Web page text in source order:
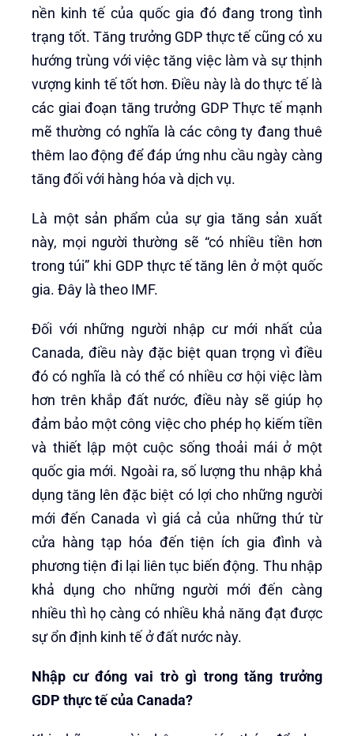
nền kinh tế của quốc gia đó đang trong tình
trạng tốt. Tăng trưởng GDP thực tế cũng có xu
hướng trùng với việc tăng việc làm và sự thịnh
vượng kinh tế tốt hơn. Điều này là do thực tế là
các giai đoạn tăng trưởng GDP Thực tế mạnh
mẽ thường có nghĩa là các công ty đang thuê
thêm lao động để đáp ứng nhu cầu ngày càng
tăng đối với hàng hóa và dịch vụ.
Là một sản phẩm của sự gia tăng sản xuất
này, mọi người thường sẽ “có nhiều tiền hơn
trong túi” khi GDP thực tế tăng lên ở một quốc
gia. Đây là theo IMF.
Đối với những người nhập cư mới nhất của
Canada, điều này đặc biệt quan trọng vì điều
đó có nghĩa là có thể có nhiều cơ hội việc làm
hơn trên khắp đất nước, điều này sẽ giúp họ
đảm bảo một công việc cho phép họ kiếm tiền
và thiết lập một cuộc sống thoải mái ở một
quốc gia mới. Ngoài ra, số lượng thu nhập khả
dụng tăng lên đặc biệt có lợi cho những người
mới đến Canada vì giá cả của những thứ từ
cửa hàng tạp hóa đến tiện ích gia đình và
phương tiện đi lại liên tục biến động. Thu nhập
khả dụng cho những người mới đến càng
nhiều thì họ càng có nhiều khả năng đạt được
sự ổn định kinh tế ở đất nước này.
Nhập cư đóng vai trò gì trong tăng trưởng
GDP thực tế của Canada?